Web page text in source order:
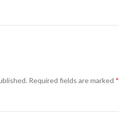
Required fields are marked *